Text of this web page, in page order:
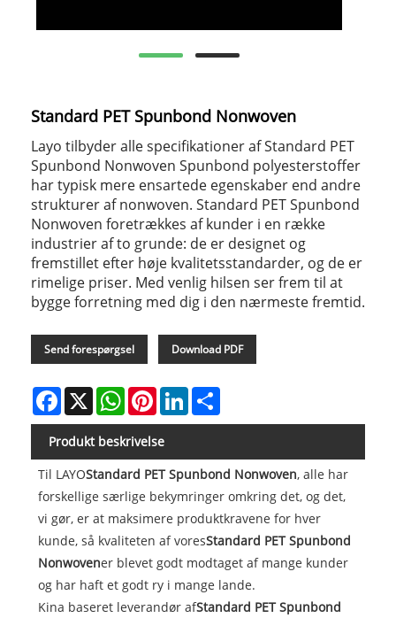
Standard PET Spunbond Nonwoven
Layo tilbyder alle specifikationer af Standard PET
Spunbond Nonwoven Spunbond polyesterstoffer
har typisk mere ensartede egenskaber end andre
strukturer af nonwoven. Standard PET Spunbond
Nonwoven foretrækkes af kunder i en række
industrier af to grunde: de er designet og
fremstillet efter høje kvalitetsstandarder, og de er
rimelige priser. Med venlig hilsen ser frem til at
bygge forretning med dig i den nærmeste fremtid.
Send forespørgsel Download PDF
Facebook
X WhatsAppPinterestLinkedIn
Produkt beskrivelse
Til LAYOStandard PET Spunbond Nonwoven, alle har
forskellige særlige bekymringer omkring det, og det,
vi gør, er at maksimere produktkravene for hver
kunde, så kvaliteten af ​​voresStandard PET Spunbond
Nonwovener blevet godt modtaget af mange kunder
og har haft et godt ry i mange lande.
Kina baseret leverandør afStandard PET Spunbond